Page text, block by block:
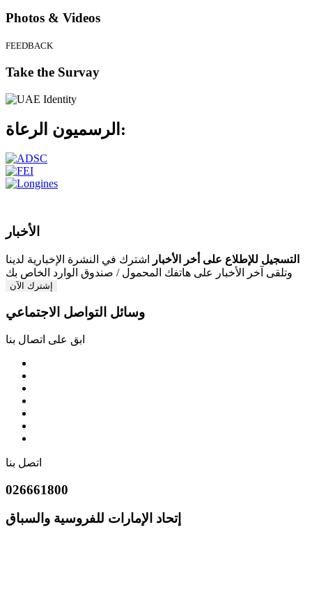
Photos & Videos
FEEDBACK
Take the Survay
الرسميون الرعاة:
الأخبار
التسجيل للإطلاع على أخر الأخبار
اشترك في النشرة الإخبارية لدينا
وتلقى آخر الأخبار على هاتفك المحمول / صندوق الوارد الخاص بك
إشترك الآن
وسائل التواصل الاجتماعي
ابق على اتصال بنا
اتصل بنا
026661800
إتحاد الإمارات للفروسية والسباق